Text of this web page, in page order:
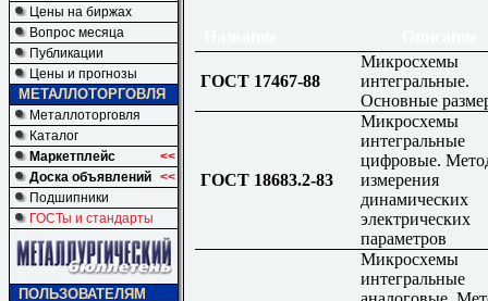
Цены на биржах
Вопрос месяца
Публикации
Цены и прогнозы
МЕТАЛЛОТОРГОВЛЯ
Металлоторговля
Каталог
Маркетплейс
<<
Доска объявлений <<
Подшипники
ГОСТы и стандарты
ПОЛЬЗОВАТЕЛЯМ
ГОСТ 17467-88
Микросхемы
интегральные.
Основные
ГОСТ 18683.2-83
Микросхемы
интегральные
цифровые.
измерения
динамических
электрических
параметров
Микросхемы
интегральные